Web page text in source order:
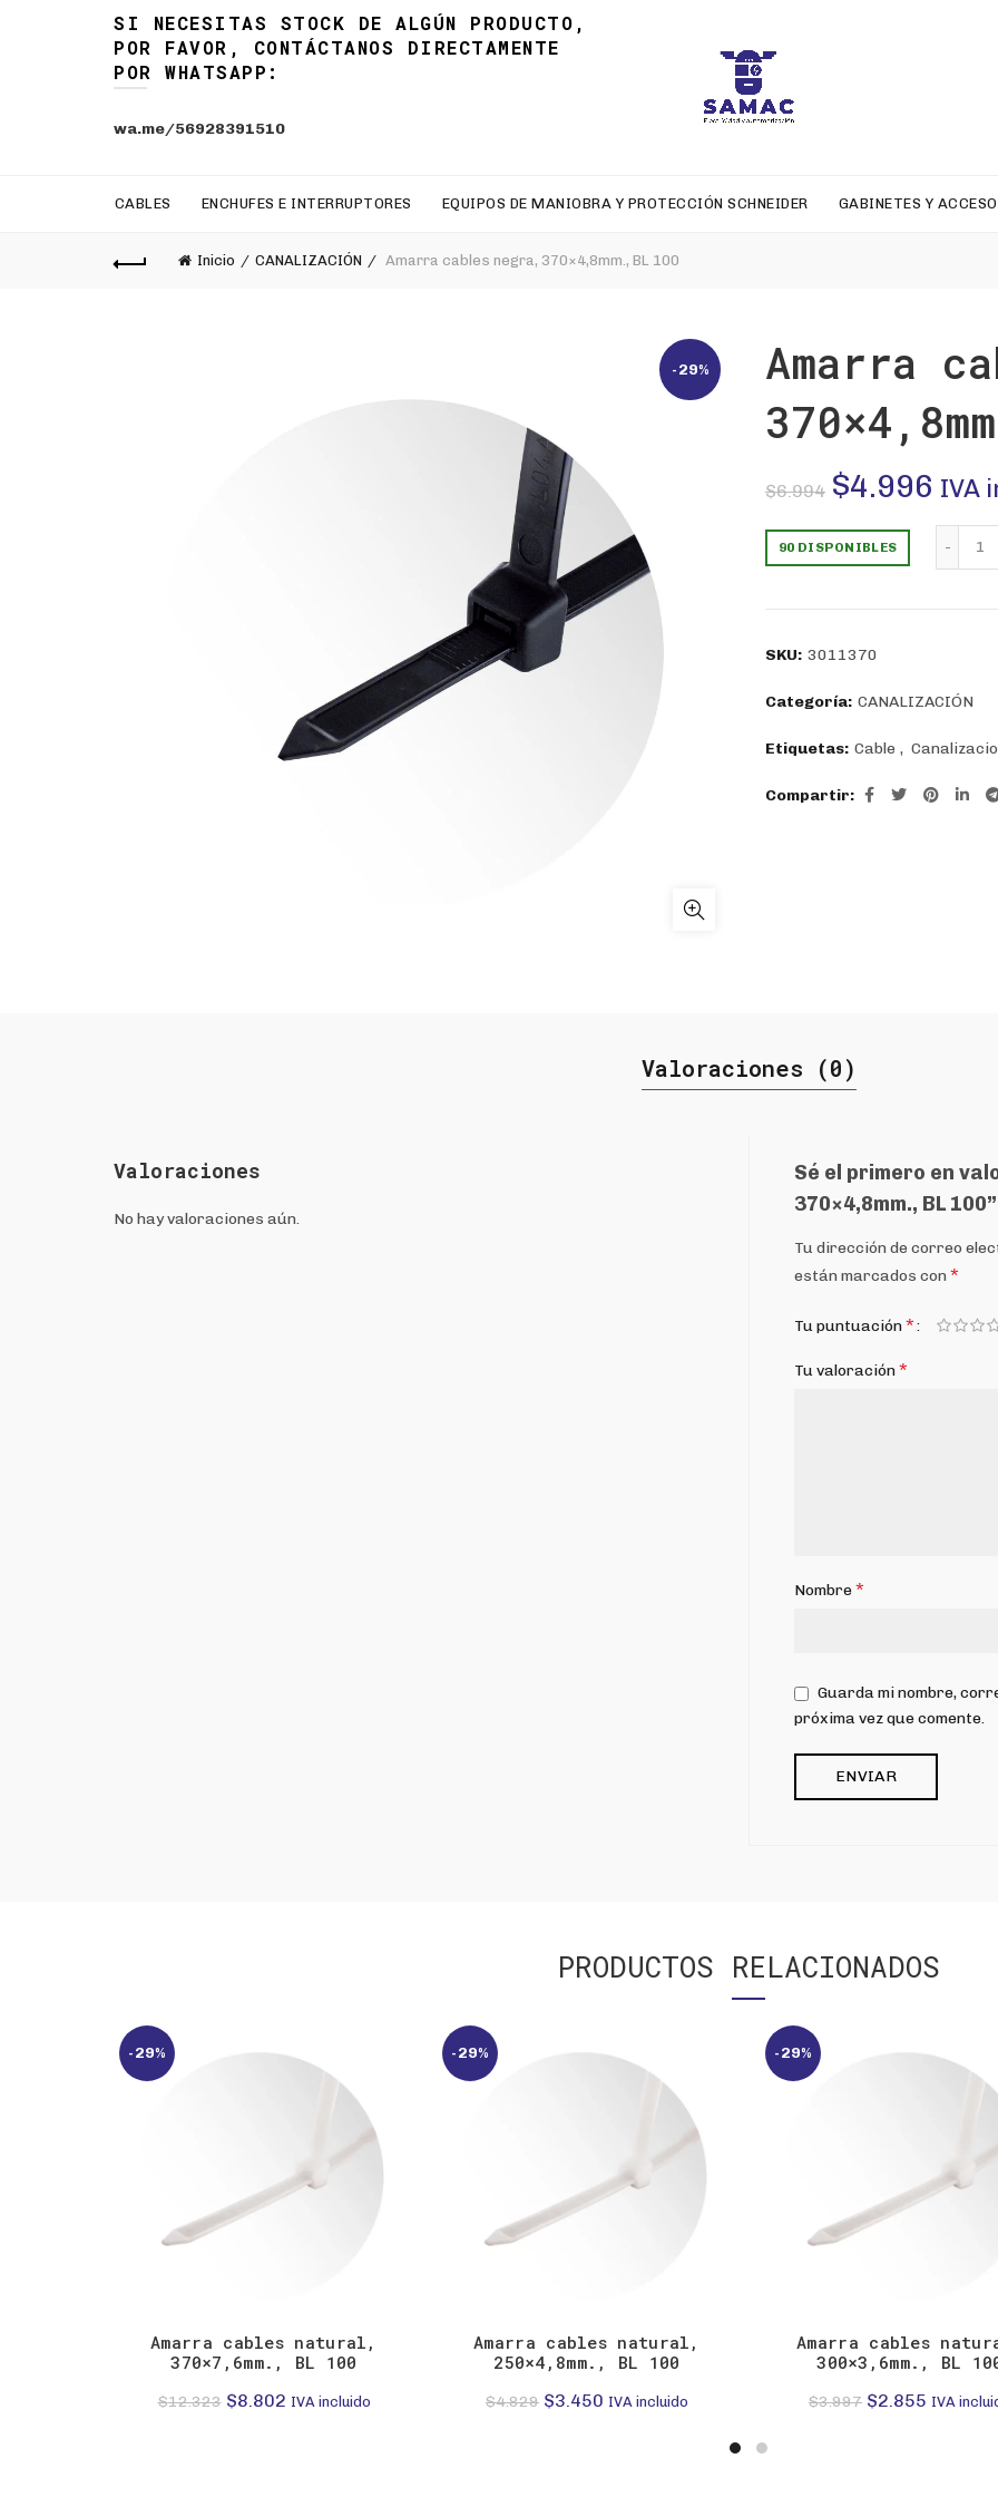
SI NECESITAS STOCK DE ALGÚN PRODUCTO,
POR FAVOR, CONTÁCTANOS DIRECTAMENTE
POR WHATSAPP:
wa.me/56928391510
CABLES ENCHUFES E INTERRUPTORES EQUIPOS DE MANIOBRA Y PROTECCIÓN SCHNEIDER GABINETES Y
Inicio CANALIZACIÓN Amarra cables negra, 370×4,8mm., BL 100
-29%
Amarra
$6.994 El
precio
$4.996 El
IVA
90 DISPONIBLES
SKU: 3011370
Categoría: CANALIZACIÓN
Etiquetas: Cable ,
Compartir
Valoraciones (0)
Valoraciones
No hay valoraciones aún.
Sé el primero en
370×4,8mm., BL 100”
Tu dirección de correo
están marcados con *
Tu puntuación*
Tu valoración*
Nombre*
Guarda mi nombre,
próxima vez que comente.
PRODUCTOS RELACIONADOS
-29%
Amarra cables natural,
370×7,6mm., BL 100
$12.323 El
$8.802ElIVA incluido
-29%
Amarra cables natural,
250×4,8mm., BL 100
$4.829 El
$3.450 El
IVA incluido
-29%
Amarra cables
300×3,6mm., BL
$3.997 El
$2.855 El
IVA